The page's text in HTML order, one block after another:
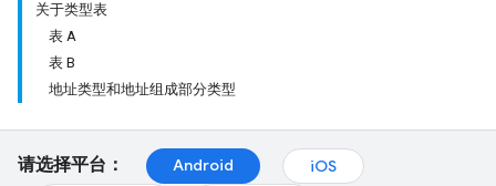
关于类型表
表 A
表 B
地址类型和地址组成部分类型
请选择平台： Android
iOS